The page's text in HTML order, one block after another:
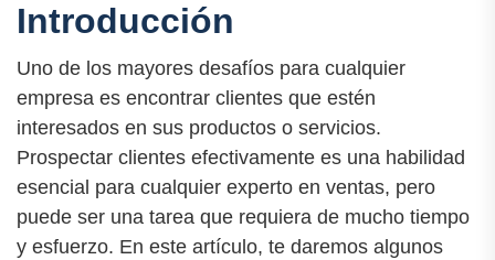
Introducción
Uno de los mayores desafíos para cualquier
empresa es encontrar clientes que estén
interesados en sus productos o servicios.
Prospectar clientes efectivamente es una habilidad
esencial para cualquier experto en ventas, pero
puede ser una tarea que requiera de mucho tiempo
y esfuerzo. En este artículo, te daremos algunos